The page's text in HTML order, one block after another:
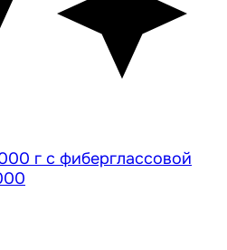
г с фиберглассовой